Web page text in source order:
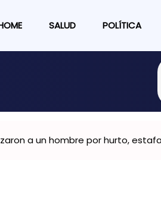
SALUD POLÍTICA
a un hombre por hurto,